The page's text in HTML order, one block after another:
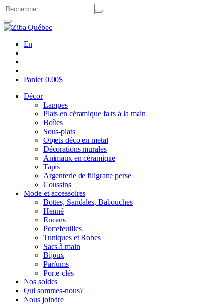
En
Panier0.00$
Décor
Lampes
Plats en céramique faits à la main
Boîtes
Sous-plats
Objets déco en metal
Décorations murales
Animaux en céramique
Tapis
Argenterie de filigrane perse
Coussins
Mode et accessoires
Bottes, Sandales, Babouches
Henné
Encens
Portefeuilles
Tuniques et Robes
Sacs à main
Bijoux
Parfums
Porte-clés
Nos soldes
Qui sommes-nous?
Nous joindre